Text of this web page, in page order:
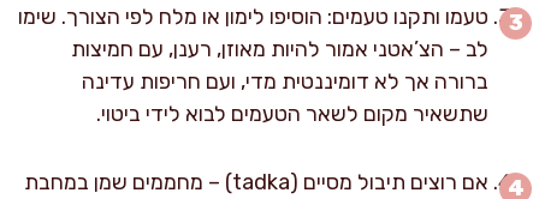
טעמו ותקנו טעמים: הוסיפו לימון או מלח לפי הצורך. שימו
לב – הצ’אטני אמור להיות מאוזן, רענן, עם חמיצות
ברורה אך לא דומיננטית מדי, ועם חריפות עדינה
שתשאיר מקום לשאר הטעמים לבוא לידי ביטוי.
אם רוצים תיבול מסיים (tadka) – מחממים שמן במחבת